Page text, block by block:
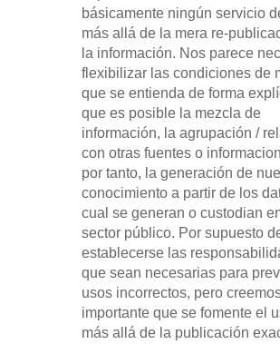
básicamente ningún servicio
más allá de la mera re-
la información. Nos parece
flexibilizar las condiciones de
que se entienda de forma
que es posible la mezcla de
información, la agrupación /
con otras fuentes o
por tanto, la generación de
conocimiento a partir de los
cual se generan o custodian
sector público. Por supuesto
establecerse las
que sean necesarias para
usos incorrectos, pero
importante que se fomente el
más allá de la publicación